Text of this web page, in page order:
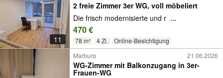
11
2 freie Zimmer 3er WG, voll möbeliert
Die frisch modernisierte und r ...
470 €
78 m² 4 Zi. Online-Besichtigung
Marburg 21.06.2026
WG-Zimmer mit Balkonzugang in 3er-
Frauen-WG